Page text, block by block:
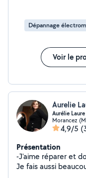
Dépannage
Voir le
Aurelie
Aurélie
Morancez
4,9/5
Présentation
-J'aime réparer et
Je fais aussi